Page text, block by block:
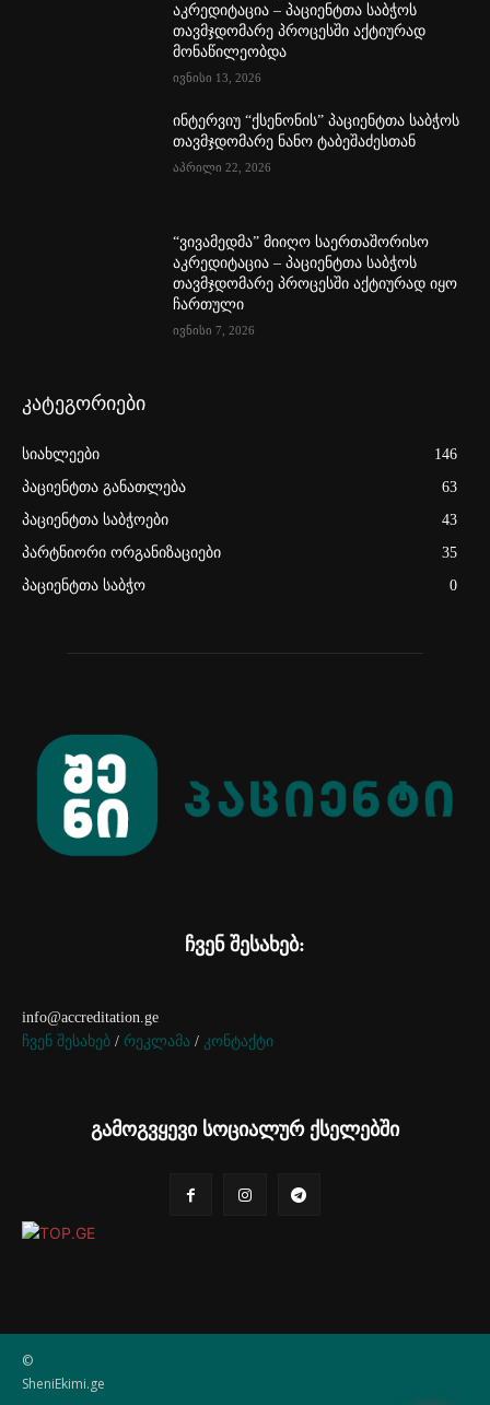
აკრედიტაცია – პაციენტთა საბჭოს
თავმჯდომარე პროცესში აქტიურად
მონაწილეობდა
ივნისი 13, 2026
ინტერვიუ “ქსენონის” პაციენტთა საბჭოს
თავმჯდომარე ნანო ტაბეშაძესთან
აპრილი 22, 2026
“ვივამედმა” მიიღო საერთაშორისო
აკრედიტაცია – პაციენტთა საბჭოს
თავმჯდომარე პროცესში აქტიურად იყო
ჩართული
ივნისი 7, 2026
კატეგორიები
სიახლეები
146
პაციენტთა განათლება
63
პაციენტთა საბჭოები
43
პარტნიორი ორგანიზაციები
35
პაციენტთა საბჭო
0
ჩვენ შესახებ:
info@accreditation.ge
ჩვენ შესახებ / რეკლამა / კონტაქტი
გამოგვყევი სოციალურ ქსელებში
©
SheniEkimi.ge